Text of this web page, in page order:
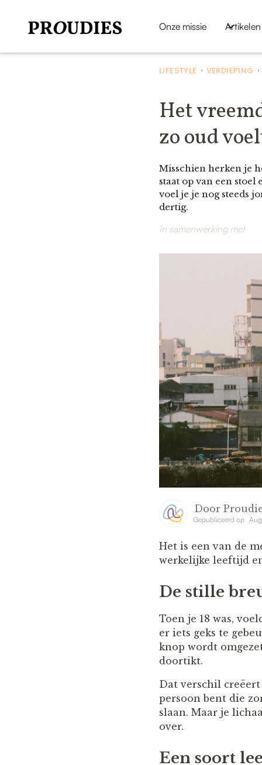
Onze missie Artikelen
LIFESTYLE • VERDIEPING •
Het
zo oud
Misschien herken je
staat op van een
voel je je nog steeds
dertig.
In samenwerking met
Door
Gepubliceerd op
Het is een van de
werkelijke leeftijd
De stille
Toen je 18 was,
er iets geks te
knop wordt
doortikt.
Dat verschil
persoon bent die
slaan. Maar je
over.
Een soort